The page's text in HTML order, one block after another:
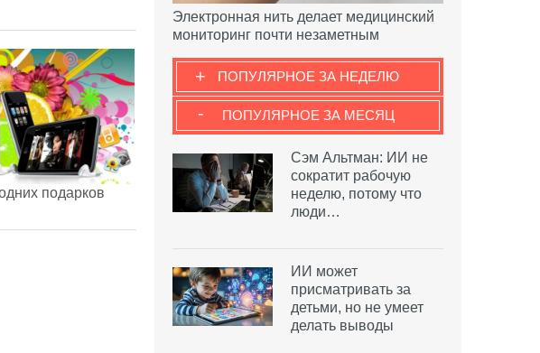
подарков
Электронная нить делает медицинский
мониторинг почти незаметным
ПОПУЛЯРНОЕ ЗА НЕДЕЛЮ
+
ПОПУЛЯРНОЕ ЗА МЕСЯЦ
-
Сэм Альтман: ИИ не
сократит рабочую
неделю, потому что
люди…
ИИ может
присматривать за
детьми, но не умеет
делать выводы